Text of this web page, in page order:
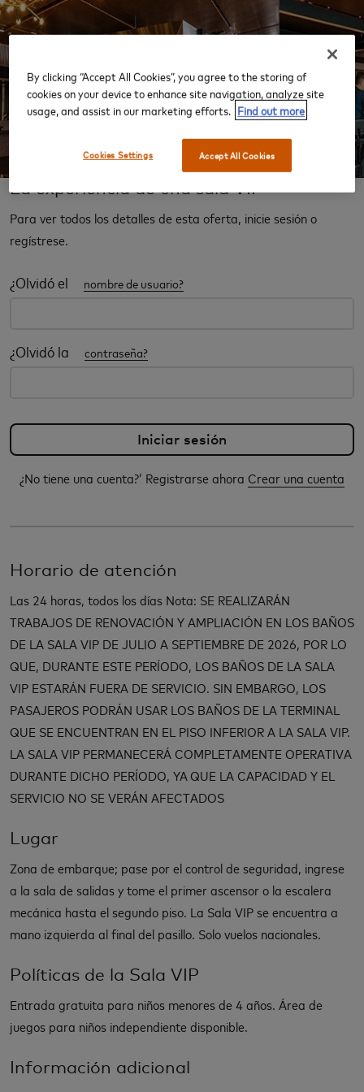
‹
La experiencia de una sala VIP
Para ver todos los detalles de esta oferta, inicie sesión o
regístrese.
¿Olvidó el nombre de usuario?
¿Olvidó la contraseña?
¿No tiene una cuenta?’ Registrarse ahora Crear una cuenta
Horario de atención
Las 24 horas, todos los días Nota: SE REALIZARÁN
TRABAJOS DE RENOVACIÓN Y AMPLIACIÓN EN LOS BAÑOS
DE LA SALA VIP DE JULIO A SEPTIEMBRE DE 2026, POR LO
QUE, DURANTE ESTE PERÍODO, LOS BAÑOS DE LA SALA
VIP ESTARÁN FUERA DE SERVICIO. SIN EMBARGO, LOS
PASAJEROS PODRÁN USAR LOS BAÑOS DE LA TERMINAL
QUE SE ENCUENTRAN EN EL PISO INFERIOR A LA SALA VIP.
LA SALA VIP PERMANECERÁ COMPLETAMENTE OPERATIVA
DURANTE DICHO PERÍODO, YA QUE LA CAPACIDAD Y EL
SERVICIO NO SE VERÁN AFECTADOS
Lugar
Zona de embarque; pase por el control de seguridad, ingrese
a la sala de salidas y tome el primer ascensor o la escalera
mecánica hasta el segundo piso. La Sala VIP se encuentra a
mano izquierda al final del pasillo. Solo vuelos nacionales.
Políticas de la Sala VIP
Entrada gratuita para niños menores de 4 años. Área de
juegos para niños independiente disponible.
Información adicional
By clicking “Accept All Cookies”, you agree to the storing of
cookies on your device to enhance site navigation, analyze site
usage, and assist in our marketing efforts. Find out more
Accept All Cookies
Cookies Settings